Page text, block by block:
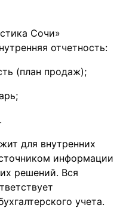
Сочи»
отчетность:
(план продаж);
для внутренних
информации
решений. Вся
учета.